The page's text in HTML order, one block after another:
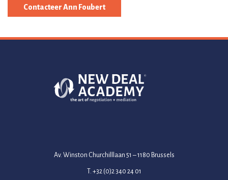
Contacteer Ann Foubert
Av. Winston Churchilllaan 51 – 1180 Brussels
T. +32 (0)2 340 24 01